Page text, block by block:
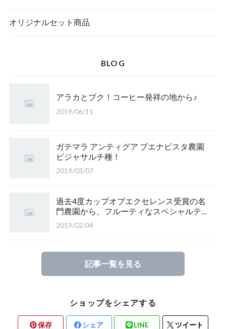
オリジナルセット商品
BLOG
アラカとブク！コーヒー発祥の地から♪
2019/06/11
ガテマラ アンティグア ブエナビスタ農園
ビジャサルチ種！
2019/03/07
過去4度カップオブエクセレンス受賞の名
門農園から、フルーティなスペシャルティ
♪
2019/02/04
記事一覧を見る
ショップをシェアする
保存 シェア LINE ツイート